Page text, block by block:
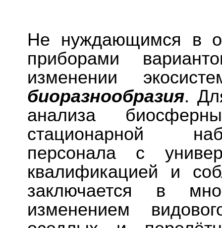
Не нуждающимся в
приборами
изменении
биоразнообразия.
анализа
стационарной
персонала с
квалификацией и
заключается в
изменением